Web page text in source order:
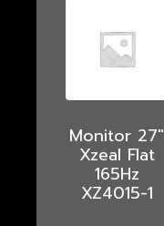
Monitor 27″
Xzeal Flat
165Hz
XZ4015-1